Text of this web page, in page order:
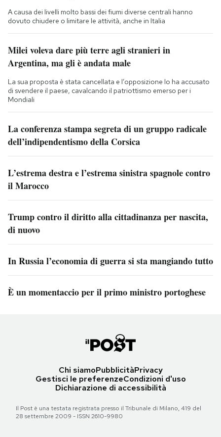
A causa dei livelli molto bassi dei fiumi diverse centrali hanno
dovuto chiudere o limitare le attività, anche in Italia
Milei voleva dare più terre agli stranieri in
Argentina, ma gli è andata male
La sua proposta è stata cancellata e l’opposizione lo ha accusato
di svendere il paese, cavalcando il patriottismo emerso per i
Mondiali
La conferenza stampa segreta di un gruppo radicale
dell’indipendentismo della Corsica
L’estrema destra e l’estrema sinistra spagnole contro
il Marocco
Trump contro il diritto alla cittadinanza per nascita,
di nuovo
In Russia l’economia di guerra si sta mangiando tutto
È un momentaccio per il primo ministro portoghese
Chi siamoPubblicitàPrivacy
Gestisci le preferenzeCondizioni d'uso
Dichiarazione di accessibilità
Il Post è una testata registrata presso il Tribunale di Milano, 419 del
28 settembre 2009 - ISSN 2610-9980